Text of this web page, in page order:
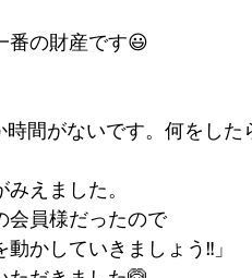
番の財産です😃
時間がないです。何をし
えました。
会員様だったので
動かしていきましょう‼️」